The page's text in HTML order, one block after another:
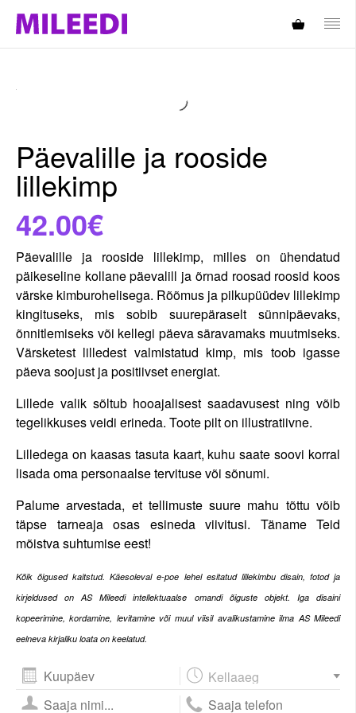
Päevalille ja rooside
lillekimp
42.00€
Päevalille ja rooside lillekimp, milles on ühendatud
päikeseline kollane päevalill ja õrnad roosad roosid koos
värske kimburohelisega. Rõõmus ja pilkupüüdev lillekimp
kingituseks, mis sobib suurepäraselt sünnipäevaks,
õnnitlemiseks või kellegi päeva säravamaks muutmiseks.
Värsketest lilledest valmistatud kimp, mis toob igasse
päeva soojust ja positiivset energiat.
Lillede valik sõltub hooajalisest saadavusest ning võib
tegelikkuses veidi erineda. Toote pilt on illustratiivne.
Lilledega on kaasas tasuta kaart, kuhu saate soovi korral
lisada oma personaalse tervituse või sõnumi.
Palume arvestada, et tellimuste suure mahu tõttu võib
täpse tarneaja osas esineda viivitusi. Täname Teid
mõistva suhtumise eest!
Kõik õigused kaitstud. Käesoleval e-poe lehel esitatud lillekimbu disain, fotod ja
kirjeldused on AS Mileedi intellektuaalse omandi õiguste objekt. Iga disaini
kopeerimine, kordamine, levitamine või muul viisil avalikustamine ilma AS Mileedi
eelneva kirjaliku loata on keelatud.
August 2026